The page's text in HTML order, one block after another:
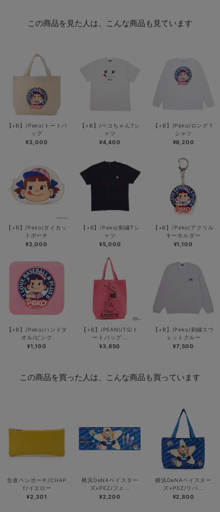
この商品を見た人は、こんな商品も見ています
【+B】/Peko/トートバ
ッグ
¥3,000
【+B】/ペコちゃんTシ
ャツ
¥4,400
【+B】/Peko/ロングＴ
シャツ
¥6,200
【+B】/Peko/ダイカッ
トポーチ
¥2,000
【+B】/Peko/刺繍Tシ
ャツ
¥5,000
【+B】/Peko/アクリル
キーホルダー
¥1,100
【+B】/Peko/ハンドタ
オル/ピンク
¥1,100
【+B】/PEANUTS/ト
ートバッグ...
¥3,850
【+B】/Peko/刺繍スウ
ェットクルー
¥7,500
この商品を買った人は、こんな商品も買っています
合皮ペンポーチ/CHAP
Y/イエロー
¥2,301
横浜DeNAベイスター
ズ×PEZ/フェ...
¥2,200
横浜DeNAベイスター
ズ×PEZ/リバ...
¥2,800